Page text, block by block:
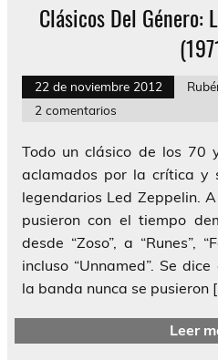
Clásicos Del Género:
22 de noviembre 2012
2 comentarios
Todo un clásico de los 70
aclamados por la crítica y
legendarios Led Zeppelin.
pusieron con el tiempo
desde “Zoso”, a “Runes”,
incluso “Unnamed”. Se
la banda nunca se pusieron
Leer